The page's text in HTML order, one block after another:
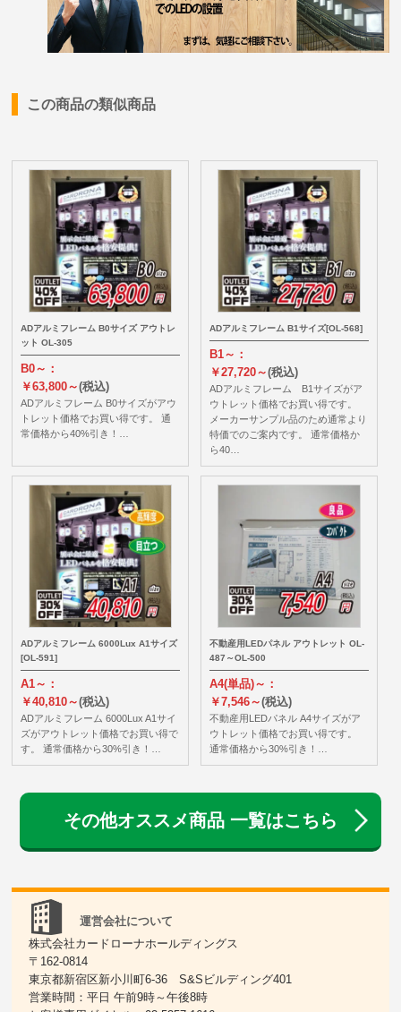
この商品の類似商品
ADアルミフレーム B0サイズ アウトレ
ット OL-305
B0～：
￥63,800～(税込)
ADアルミフレーム B0サイズがアウ
トレット価格でお買い得です。 通
常価格から40%引き！…
ADアルミフレーム B1サイズ[OL-568]
B1～：
￥27,720～(税込)
ADアルミフレーム B1サイズがア
ウトレット価格でお買い得です。
メーカーサンプル品のため通常より
特価でのご案内です。 通常価格か
ら40…
ADアルミフレーム 6000Lux A1サイズ
[OL-591]
A1～：
￥40,810～(税込)
ADアルミフレーム 6000Lux A1サイ
ズがアウトレット価格でお買い得で
す。 通常価格から30%引き！…
不動産用LEDパネル アウトレット OL-
487～OL-500
A4(単品)～：
￥7,546～(税込)
不動産用LEDパネル A4サイズがア
ウトレット価格でお買い得です。
通常価格から30%引き！…
その他オススメ商品 一覧はこちら
運営会社について
株式会社カードローナホールディングス
〒162-0814
東京都新宿区新小川町6-36 S&Sビルディング401
営業時間：平日 午前9時～午後8時